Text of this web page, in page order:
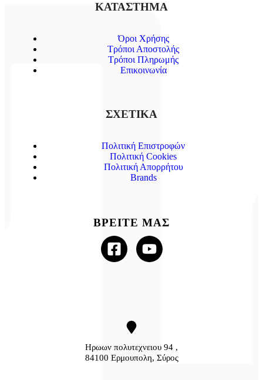
Ηρωων πολυτεχνειου 94 ,
84100 Ερμουπολη, Σύρος
ΚΑΤΑΣΤΗΜΑ
Όροι Χρήσης
Τρόποι Αποστολής
Τρόποι Πληρωμής
Επικοινωνία
ΣΧΕΤΙΚΑ
Πολιτική Επιστροφών
Πολιτική Cookies
Πολιτική Απορρήτου
Brands
ΒΡΕΙΤΕ ΜΑΣ